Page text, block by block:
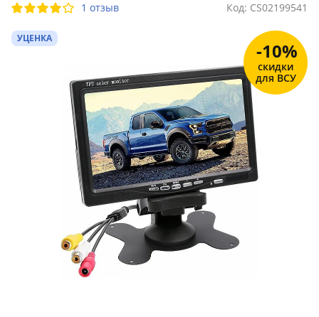
1 отзыв Код: CS02199541
УЦЕНКА
-10%
скидки
для ВСУ